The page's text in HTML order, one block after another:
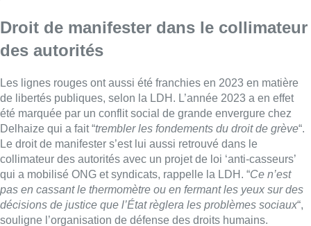
Droit de manifester dans le collimateur
des autorités
Les lignes rouges ont aussi été franchies en 2023 en matière
de libertés publiques, selon la LDH. L’année 2023 a en effet
été marquée par un conflit social de grande envergure chez
Delhaize qui a fait “trembler les fondements du droit de grève“.
Le droit de manifester s’est lui aussi retrouvé dans le
collimateur des autorités avec un projet de loi ‘anti-casseurs’
qui a mobilisé ONG et syndicats, rappelle la LDH. “Ce n’est
pas en cassant le thermomètre ou en fermant les yeux sur des
décisions de justice que l’État règlera les problèmes sociaux“,
souligne l’organisation de défense des droits humains.